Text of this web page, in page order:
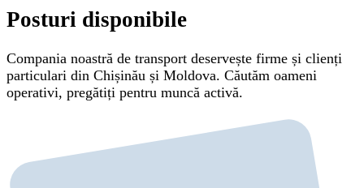
Posturi disponibile
Compania noastră de transport deservește firme și clienți
particulari din Chișinău și Moldova. Căutăm oameni
operativi, pregătiți pentru muncă activă.